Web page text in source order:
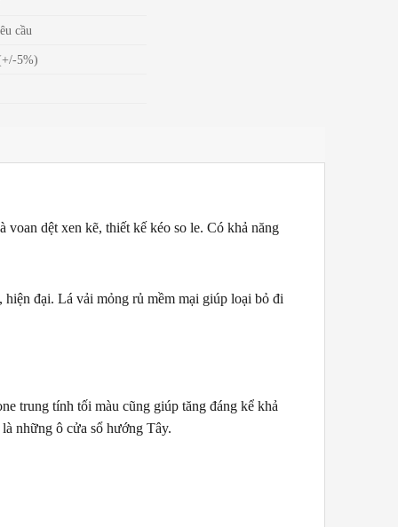
cầu
5%)
dệt xen kẽ, thiết kế kéo so le. Có khả năng
đại. Lá vải mỏng rủ mềm mại giúp loại bỏ đi
trung tính tối màu cũng giúp tăng đáng kể khả
những ô cửa sổ hướng Tây.